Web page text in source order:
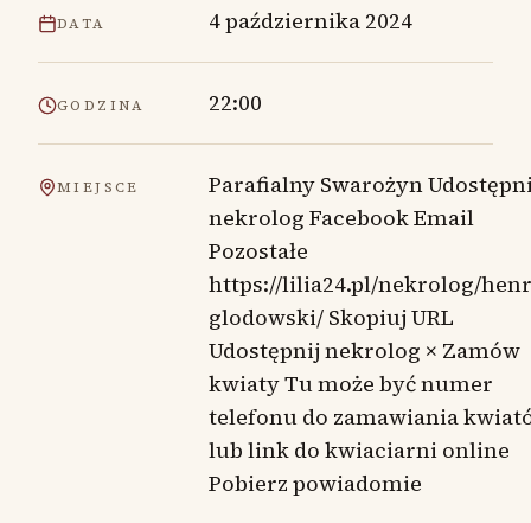
DATA 4 października 2024
GODZINA 22:00
MIEJSCE
Parafialny Swarożyn
nekrolog Facebook Email
Pozostałe
https://lilia24.pl/nekrolog/
glodowski/ Skopiuj URL
Udostępnij nekrolog × Zamów
kwiaty Tu może być numer
telefonu do zamawiania
lub link do kwiaciarni online
Pobierz powiadomie